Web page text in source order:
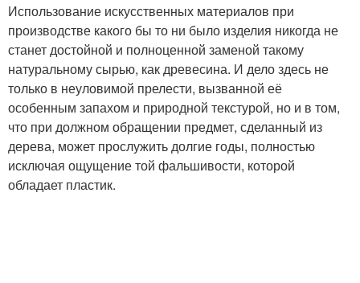
Использование искусственных материалов при
производстве какого бы то ни было изделия никогда не
станет достойной и полноценной заменой такому
натуральному сырью, как древесина. И дело здесь не
только в неуловимой прелести, вызванной её
особенным запахом и природной текстурой, но и в том,
что при должном обращении предмет, сделанный из
дерева, может прослужить долгие годы, полностью
исключая ощущение той фальшивости, которой
обладает пластик.